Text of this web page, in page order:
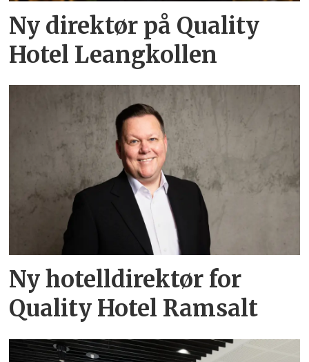
Ny direktør på Quality
Hotel Leangkollen
Ny hotelldirektør for
Quality Hotel Ramsalt